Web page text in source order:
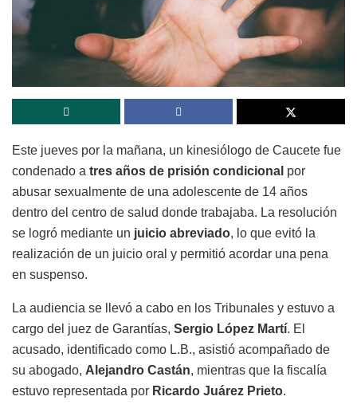
Este jueves por la mañana, un kinesiólogo de Caucete fue
condenado a tres años de prisión condicional por
abusar sexualmente de una adolescente de 14 años
dentro del centro de salud donde trabajaba. La resolución
se logró mediante un juicio abreviado, lo que evitó la
realización de un juicio oral y permitió acordar una pena
en suspenso.
La audiencia se llevó a cabo en los Tribunales y estuvo a
cargo del juez de Garantías, Sergio López Martí. El
acusado, identificado como L.B., asistió acompañado de
su abogado, Alejandro Castán, mientras que la fiscalía
estuvo representada por Ricardo Juárez Prieto.